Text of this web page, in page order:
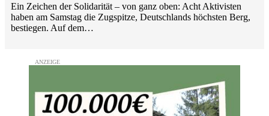
Ein Zeichen der Solidarität – von ganz oben: Acht Aktivisten
haben am Samstag die Zugspitze, Deutschlands höchsten Berg,
bestiegen. Auf dem…